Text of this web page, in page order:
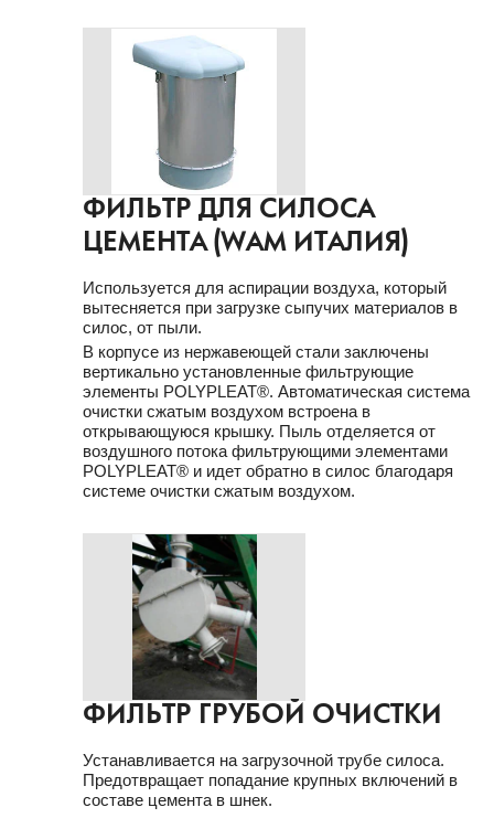
ФИЛЬТР ДЛЯ СИЛОСА
ЦЕМЕНТА (WAM ИТАЛИЯ)
Используется для аспирации воздуха, который
вытесняется при загрузке сыпучих материалов в
силос, от пыли.
В корпусе из нержавеющей стали заключены
вертикально установленные фильтрующие
элементы POLYPLEAT®. Автоматическая система
очистки сжатым воздухом встроена в
открывающуюся крышку. Пыль отделяется от
воздушного потока фильтрующими элементами
POLYPLEAT® и идет обратно в силос благодаря
системе очистки сжатым воздухом.
ФИЛЬТР ГРУБОЙ ОЧИСТКИ
Устанавливается на загрузочной трубе силоса.
Предотвращает попадание крупных включений в
составе цемента в шнек.